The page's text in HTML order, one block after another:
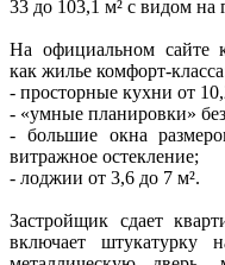
33 до 103,1 м² с видом на
На официальном сайте
как жилье комфорт-
- просторные кухни от
- «умные планировки»
- большие окна
витражное остекление;
- лоджии от 3,6 до 7 м².
Застройщик сдает
включает штукатурку